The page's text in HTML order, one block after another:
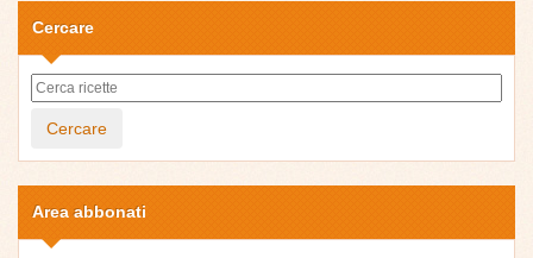
Cercare
Cercare
Area abbonati